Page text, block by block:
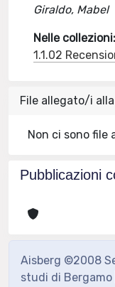
Giraldo, Mabel
Nelle collezioni:
1.1.02
File allegato/i
Non ci sono file
Pubblicazioni
Aisberg ©2008
studi di Bergamo |